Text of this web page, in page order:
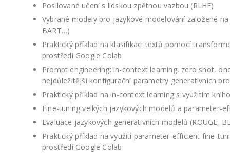
Posilované učení s lidskou zpětnou vazbou (RLHF)
Vybrané modely pro jazykové modelování založené
BART…)
Praktický příklad na klasifikaci textů pomocí
prostředí Google Colab
Prompt engineering: in-context learning, zero shot,
nejdůležitější konfigurační parametry generativních
Praktický příklad na in-context learning s využitím
Fine-tuning velkých jazykových modelů a parameter-
Evaluace jazykových generativních modelů (ROUGE,
Praktický příklad na využití parameter-efficient fine-
prostředí Google Colab